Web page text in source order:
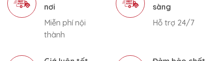
nơi
Miễn phí nội
thành
sàng
Hỗ trợ 24/7